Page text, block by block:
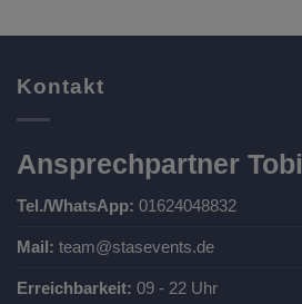
Kontakt
Ansprechpartner Tobi
Tel./WhatsApp: 01624048832
Mail: team@stasevents.de
Erreichbarkeit: 09 - 22 Uhr